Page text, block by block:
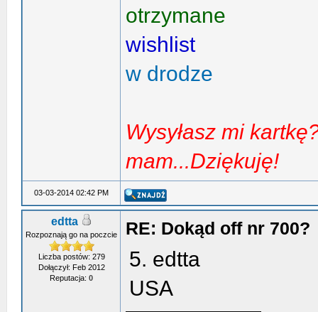
otrzymane
wishlist
w drodze
Wysyłasz mi
mam...Dziękuję!
03-03-2014 02:42 PM
edtta
Rozpoznają go na poczcie
Liczba postów: 279
Dołączył: Feb 2012
Reputacja: 0
RE: Dokąd off nr 700?
5. edtta
USA